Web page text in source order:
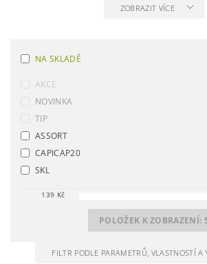
ZOBRAZIT VÍCE
NA SKLADĚ
AKCE
NOVINKA
TIP
ASSORT
CAPICAP20
SKL
139 Kč
POLOŽEK K ZOBRAZENÍ:
FILTR PODLE PARAMETRŮ, VLASTNOSTÍ A